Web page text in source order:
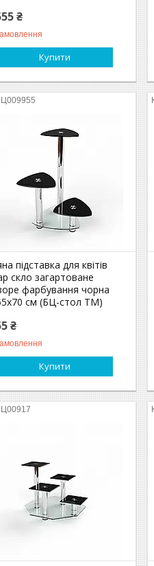
₴
Купити
підставка для квітів
скло загартоване
фарбування чорна
см (БЦ-стол ТМ)
₴
Купити